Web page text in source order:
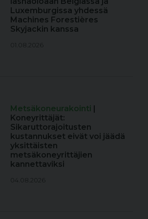
Luxemburgissa yhdessä
Machines Forestières
Skyjackin kanssa
01.08.2026
Metsäkoneurakointi
Koneyrittäjät:
Sikaruttorajoitusten
kustannukset eivät voi jäädä
yksittäisten
metsäkoneyrittäjien
kannettaviksi
04.08.2026